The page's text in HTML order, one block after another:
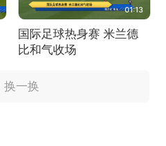
01:13
国际足球热身赛 米兰德
比和气收场
换一换